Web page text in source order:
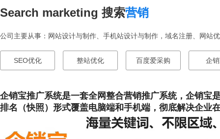
Search marketing 搜索营销
公司主要从事：网站设计与制作、手机站设计与制作，域名注册、网站
SEO优化 整站优化 百度爱采购 企
企销宝推广系统是一套全网整合营销推广系统， 企销宝
排名（快照）形式覆盖电脑端和手机端，彻底解决企业